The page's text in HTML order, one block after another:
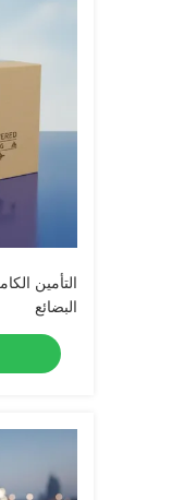
التأمين
البضائع